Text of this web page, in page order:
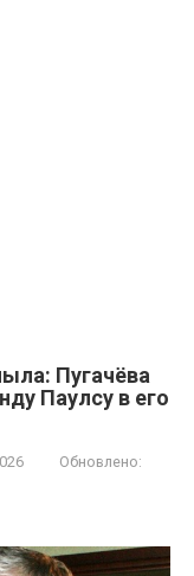
Пугачёва
Паулсу в его
Обновлено: